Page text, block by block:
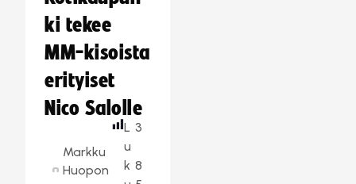
ki tekee
MM-kisoista
erityiset
Nico Salolle
Markku
Huopon
L
u
k
3
8